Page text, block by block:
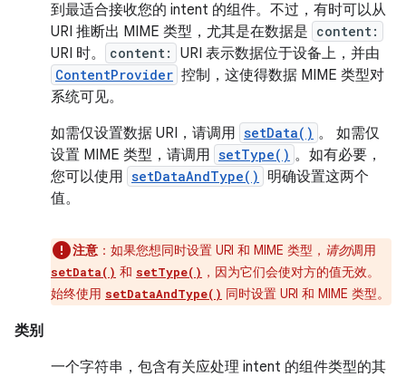
到最适合接收您的 intent 的组件。不过，有时可以从
URI 推断出 MIME 类型，尤其是在数据是 content:
URI 时。 content: URI 表示数据位于设备上，并由
ContentProvider 控制，这使得数据 MIME 类型对
系统可见。
如需仅设置数据 URI，请调用 setData() 。 如需仅
设置 MIME 类型，请调用 setType() 。如有必要，
您可以使用 setDataAndType()
明确设置这两个
值。
注意 ：如果您想同时设置 URI 和 MIME 类型， 请勿调用
setData() 和 setType() ，因为它们会使对方的值无效。
始终使用 setDataAndType() 同时设置 URI 和 MIME 类型。
类别
一个字符串，包含有关应处理 intent 的组件类型的其